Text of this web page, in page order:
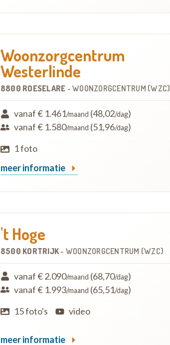
Woonzorgcentrum
Westerlinde
8800 ROESELARE -WOONZORGCENTRUM (WZC)
vanaf € 1.461/maand (48,02/dag)
vanaf € 1.580/maand (51,96/dag)
1 foto
meer informatie
't Hoge
8500 KORTRIJK- WOONZORGCENTRUM (WZC)
vanaf € 2.090/maand (68,70/dag)
vanaf € 1.993/maand (65,51/dag)
15 foto's
video
meer informatie